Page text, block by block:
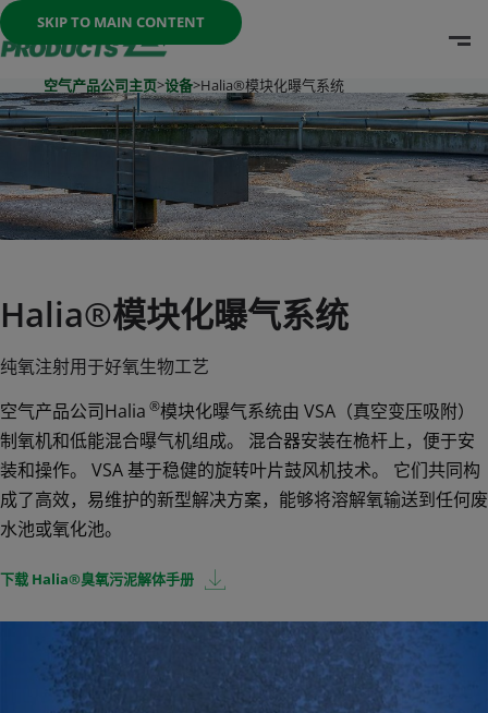
SKIP TO MAIN CONTENT
Once the menu is open you can move between options
空气产品公司主页>设备>Halia®模块化曝气系统
Halia®模块化曝气系统
纯氧注射用于好氧生物工艺
空气产品公司Halia ®模块化曝气系统由 VSA（真空变压吸附）
制氧机和低能混合曝气机组成。 混合器安装在桅杆上，便于安
装和操作。 VSA 基于稳健的旋转叶片鼓风机技术。 它们共同构
成了高效，易维护的新型解决方案，能够将溶解氧输送到任何废
水池或氧化池。
下载 Halia®臭氧污泥解体手册